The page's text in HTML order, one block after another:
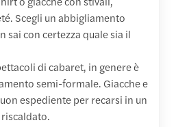
Scegli un abbigliamento
sai con certezza quale sia il
di cabaret, in genere è
semi-formale. Giacche e
espediente per recarsi in un